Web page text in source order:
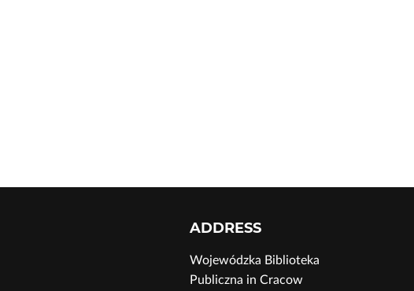
ADDRESS
Wojewódzka Biblioteka
Publiczna in Cracow